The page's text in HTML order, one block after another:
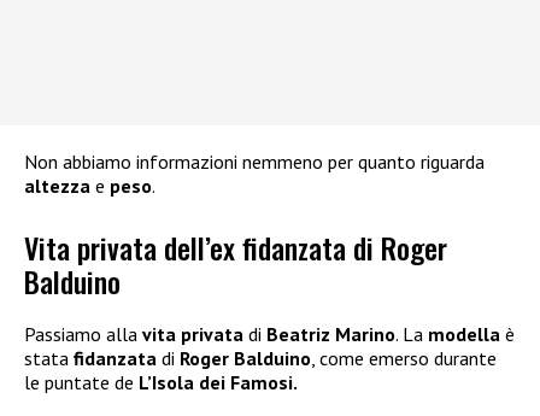
Non abbiamo informazioni nemmeno per quanto riguarda
altezza e peso.
Vita privata dell’ex fidanzata di Roger
Balduino
Passiamo alla vita privata di Beatriz Marino. La modella è
stata fidanzata di Roger Balduino , come emerso durante
le puntate de L’Isola dei Famosi.